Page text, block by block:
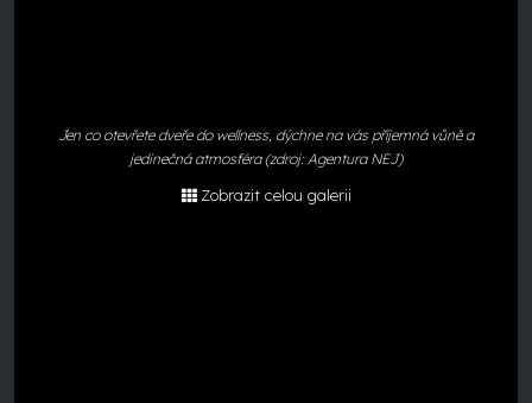
Jen co otevřete dveře do wellness, dýchne na vás příjemná vůně a
jedinečná atmosféra (zdroj: Agentura NEJ)
Zobrazit celou galerii